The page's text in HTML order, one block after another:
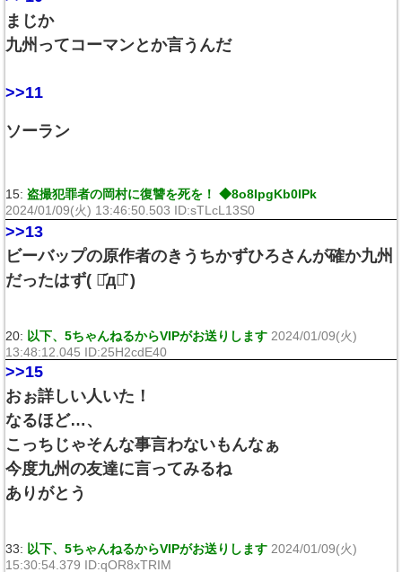
まじか
九州ってコーマンとか言うんだ
>>11
ソーラン
15: 盗撮犯罪者の岡村に復讐を死を！ ◆8o8IpgKb0lPk
2024/01/09(火) 13:46:50.503 ID:sTLcL13S0
>>13
ビーバップの原作者のきうちかずひろさんが確か九州
だったはず( ･᷄д･᷅ )
20: 以下、5ちゃんねるからVIPがお送りします 2024/01/09(火)
13:48:12.045 ID:25H2cdE40
>>15
おぉ詳しい人いた！
なるほど…、
こっちじゃそんな事言わないもんなぁ
今度九州の友達に言ってみるね
ありがとう
33: 以下、5ちゃんねるからVIPがお送りします 2024/01/09(火)
15:30:54.379 ID:qOR8xTRIM